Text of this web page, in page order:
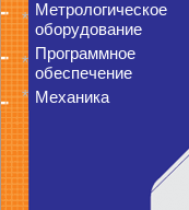
* Метрологическое
оборудование
* Программное
обеспечение
* Механика